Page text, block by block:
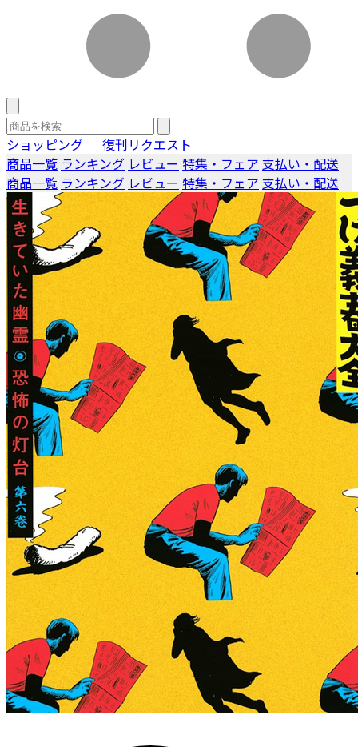
ショッピング ｜ 復刊リクエスト
商品一覧 ランキング レビュー 特集・フェア 支払い・配送
商品一覧 ランキング レビュー 特集・フェア 支払い・配送